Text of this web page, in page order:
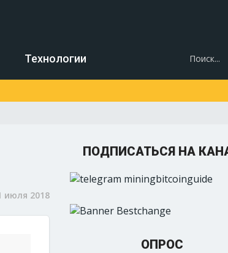
Технологии
июля 2018
ПОДПИСАТЬСЯ НА
ОПРОС